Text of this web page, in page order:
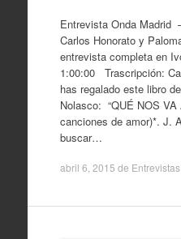
Entrevista Onda Madrid
Carlos Honorato y
entrevista completa en
1:00:00 Trascripción:
has regalado este libro
Nolasco: “QUÉ NOS VA
canciones de amor)*. J.
buscar…
abril 6, 2015 de